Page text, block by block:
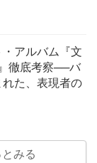
アルバム『文
徹底考察──バ
た、表現者の
みる